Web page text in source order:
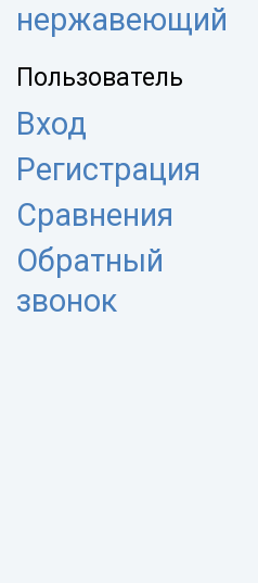
нержавеющий
Пользователь
Вход
Регистрация
Сравнения
Обратный
звонок